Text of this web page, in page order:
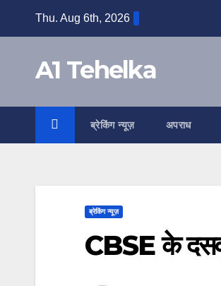
Thu. Aug 6th, 2026
A1 Tehelka
ब्रेकिंग न्यूज़ अपराध
ब्रेकिंग न्यूज़
CBSE के